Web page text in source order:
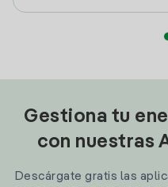
Gestiona tu
con nuestras
Descárgate gratis las